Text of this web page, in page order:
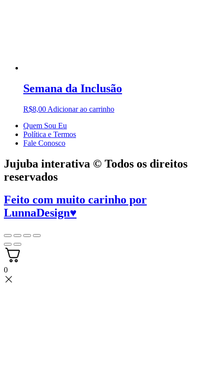
Semana da Inclusão
R$8,00 Adicionar ao carrinho
Quem Sou Eu
Política e Termos
Fale Conosco
Jujuba interativa © Todos os direitos
reservados
Feito com muito carinho por
LunnaDesign♥
0